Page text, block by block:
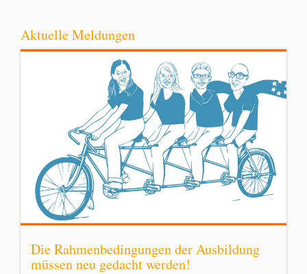
Aktuelle Meldungen
Die Rahmenbedingungen der Ausbildung
müssen neu gedacht werden!